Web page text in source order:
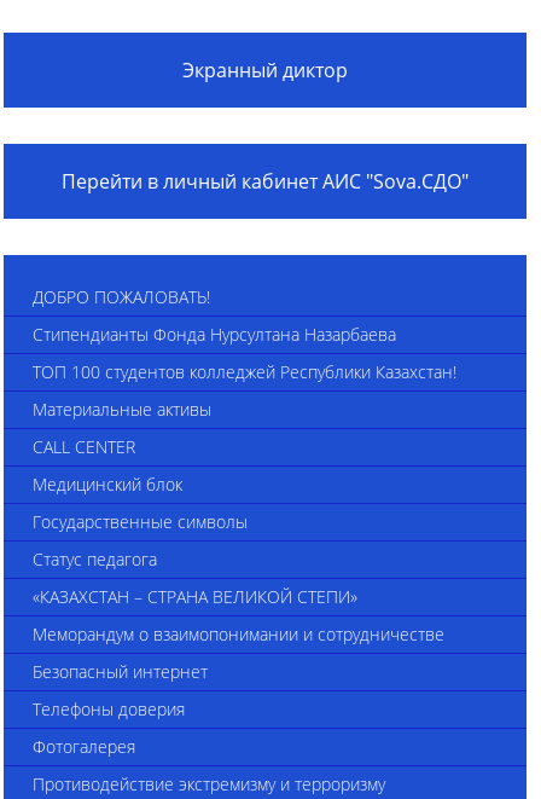
Экранный диктор
Перейти в личный кабинет АИС "Sova.СДО"
ДОБРО ПОЖАЛОВАТЬ!
Стипендианты Фонда Нурсултана Назарбаева
ТОП 100 студентов колледжей Республики Казахстан!
Материальные активы
CALL CENTER
Медицинский блок
Государственные символы
Статус педагога
«КАЗАХСТАН – СТРАНА ВЕЛИКОЙ СТЕПИ»
Меморандум о взаимопонимании и сотрудничестве
Безопасный интернет
Телефоны доверия
Фотогалерея
Противодействие экстремизму и терроризму